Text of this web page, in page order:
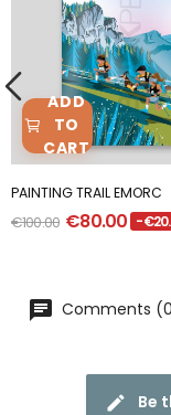
ADD
TO
CART
PAINTING TRAIL EMORC
€100.00 €80.00 -
Comments
Be